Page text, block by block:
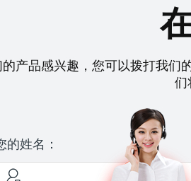
产品感兴趣，您可以拨打我们
们
的姓名：